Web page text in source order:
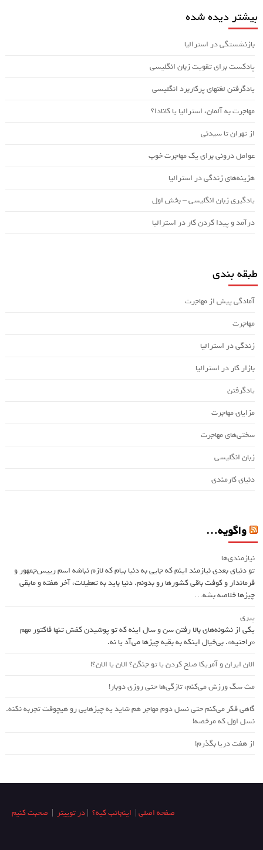
بیشتر دیده شده
بازنشستگی در استرالیا
پادکست برای تقویت زبان انگلیسی
یادگرفتن لغتهای پرکاربرد انگلیسی
مهاجرت به آلمان، استرالیا یا کانادا؟
از تهران تا سیدنی
عوامل درونی برای یک مهاجرت خوب
هزینه‌های زندگی در استرالیا
یادگیری زبان انگلیسی – بخش اول
درآمد و پیدا کردن کار در استرالیا
طبقه بندی
آمادگی پیش از مهاجرت
مهاجرت
زندگی در استرالیا
بازار کار در استرالیا
یادگرفتن
مزایای مهاجرت
سختی‌های مهاجرت
زبان انگلیسی
دنیای کارمندی
واگویه…
نیازمندی‌ها
تو دنیای بعدی نیازمند اینم که جایی به دنیا بیام که لازم نباشه اسم ريیس‌جمهور و
فرماندار و کوفت باقی کشورها رو بدونم. دنیا باید به تعطیلات، آخر هفته و مابقی
چیزها خلاصه بشه…
پیری
یکی از نشونه‌های بالا رفتن سن و سال اینه که تو پوشیدن کفش تنها فاکتور مهم
«راحتیه». بی‌خیال اینکه به بقیه چیزها می‌آد یا نه.
الان ایران و آمریکا صلح کردن یا تو جنگن؟‌ الان یا الان؟!
مث سگ ورزش می‌کنم، تازگی‌ها حتی روزی دوبار!
گاهی فکر می‌کنم حتی نسل دوم مهاجر هم شاید یه چیزهایی رو هیچوقت تجربه نکنه.
نسل اول که مرخصه!
از هفت دریا بگذرم!
صفحه اصلی| اینجانب کیه؟ |در توییتر | صحبت کنیم